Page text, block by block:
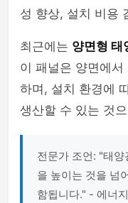
성 향상, 설치 비용
최근에는 양면형 태
이 패널은 양면에
하며, 설치 환경에
생산할 수 있는 것
전문가 조언: "태
을 높이는 것을 넘
함됩니다." - 에너